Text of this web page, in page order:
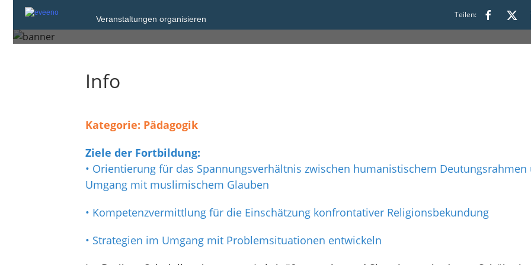
Veranstaltungen organisieren Teilen:
Berlin
Info
Kategorie: Pädagogik
Ziele der Fortbildung:
• Orientierung für das Spannungsverhältnis zwischen humanistischem
Umgang mit muslimischem Glauben
• Kompetenzvermittlung für die Einschätzung konfrontativer Religionsbekundung
• Strategien im Umgang mit Problemsituationen entwickeln